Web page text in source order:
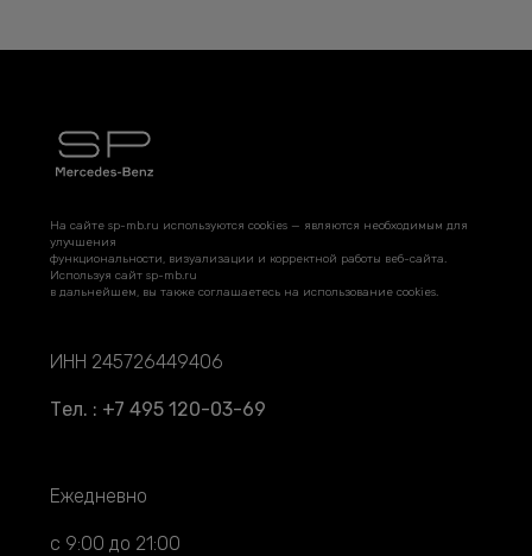
На сайте sp-mb.ru используются cookies — являются необходимым для
улучшения
функциональности, визуализации и корректной работы веб-сайта.
Используя сайт sp-mb.ru
в дальнейшем, вы также соглашаетесь на использование cookies.
ИНН 245726449406
Тел. : +7 495 120-03-69
Ежедневно
с 9:00 до 21:00